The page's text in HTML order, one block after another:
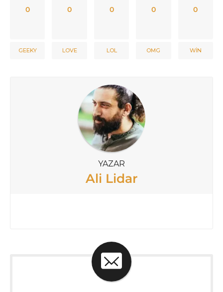
0
GEEKY
0
LOVE
0
LOL
0
OMG
0
WIN
YAZAR
Ali Lidar